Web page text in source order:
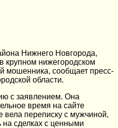
Нижнего Новгорода,
крупном нижегородском
мошенника, сообщает пресс-
области.
с заявлением. Она
время на сайте
вела переписку с мужчиной,
сделках с ценными